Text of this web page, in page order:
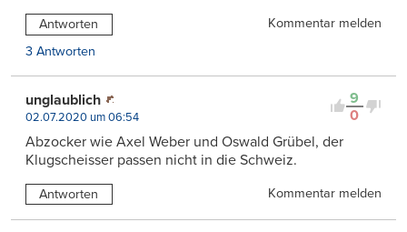
Antworten
Kommentar melden
3 Antworten
9
0
unglaublich
02.07.2020 um 06:54
Abzocker wie Axel Weber und Oswald Grübel, der
Klugscheisser passen nicht in die Schweiz.
Antworten Kommentar melden